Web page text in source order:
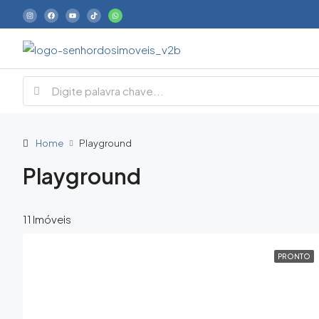
Home Playground
Playground
11 Imóveis
PRONTO